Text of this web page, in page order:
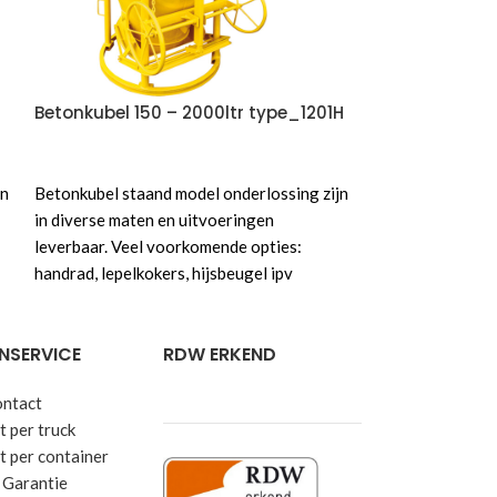
Betonkubel 150 – 2000ltr type_1201H
Betonkubel staand model onderlossing zijn
in diverse maten en uitvoeringen
leverbaar. Veel voorkomende opties:
handrad, lepelkokers, hijsbeugel ipv
vrijblijvende prijs aanvraag. U kunt de
per truck
per container
RDW ERKEND